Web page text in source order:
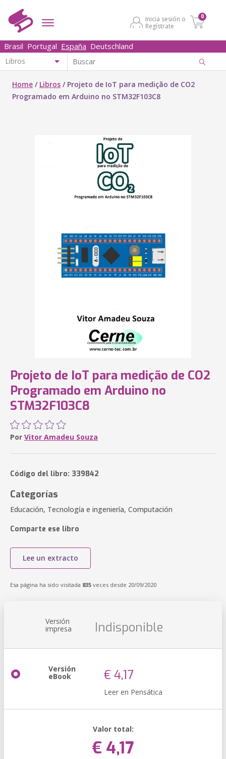
Inicia sesión o
Regístrate
0
Brasil Portugal España Deutschland
Home / Libros / Projeto de IoT para medição de CO2
Programado em Arduino no STM32F103C8
Projeto de IoT para medição de CO2
Programado em Arduino no
STM32F103C8
Por Vitor Amadeu Souza
Código del libro: 339842
Categorías
Educación, Tecnología e ingeniería, Computación
Comparte ese libro
Lee un extracto
Esa página ha sido visitada 835 veces desde 20/09/2020
Versión
impresa Indisponible
Versión
eBook € 4,17
Leer en Pensática
Valor total:
€ 4,17